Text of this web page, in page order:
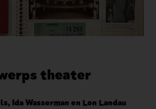
theater
Ida Wasserman en Lon Landau